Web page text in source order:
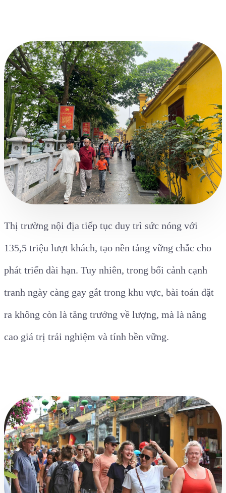
Thị trường nội địa tiếp tục duy trì sức nóng với
135,5 triệu lượt khách, tạo nền tảng vững chắc cho
phát triển dài hạn. Tuy nhiên, trong bối cảnh cạnh
tranh ngày càng gay gắt trong khu vực, bài toán đặt
ra không còn là tăng trưởng về lượng, mà là nâng
cao giá trị trải nghiệm và tính bền vững.